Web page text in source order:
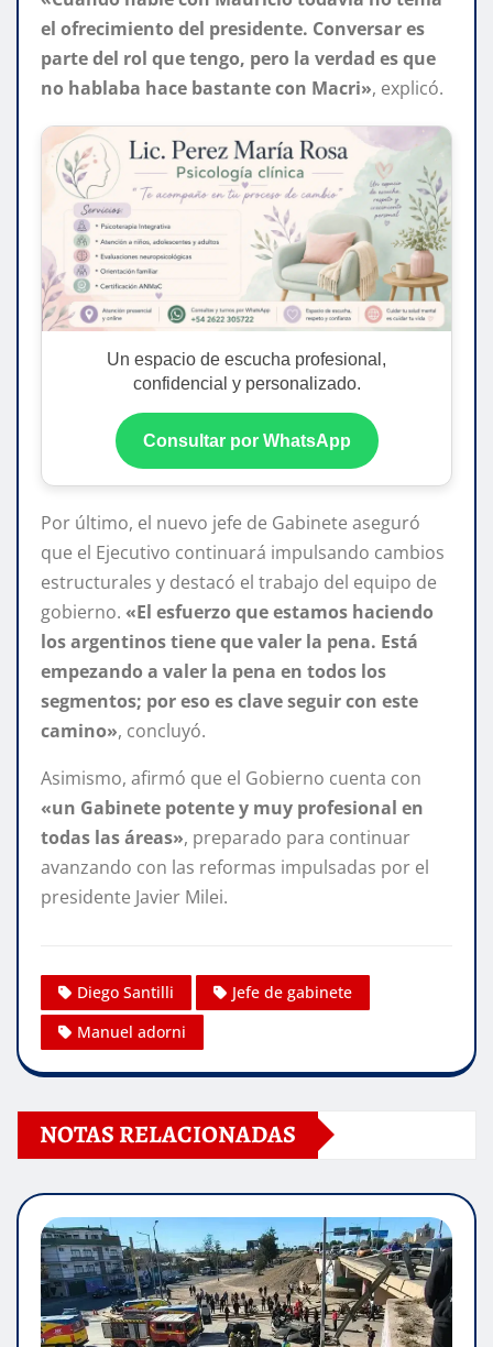
el ofrecimiento del presidente. Conversar es
parte del rol que tengo, pero la verdad es que
no hablaba hace bastante con Macri», explicó.
Un espacio de escucha profesional,
confidencial y personalizado.
Consultar por WhatsApp
Por último, el nuevo jefe de Gabinete aseguró
que el Ejecutivo continuará impulsando cambios
estructurales y destacó el trabajo del equipo de
gobierno. «El esfuerzo que estamos haciendo
los argentinos tiene que valer la pena. Está
empezando a valer la pena en todos los
segmentos; por eso es clave seguir con este
camino», concluyó.
Asimismo, afirmó que el Gobierno cuenta con
«un Gabinete potente y muy profesional en
todas las áreas», preparado para continuar
avanzando con las reformas impulsadas por el
presidente Javier Milei.
Diego Santilli
Jefe de gabinete
Manuel adorni
NOTAS RELACIONADAS